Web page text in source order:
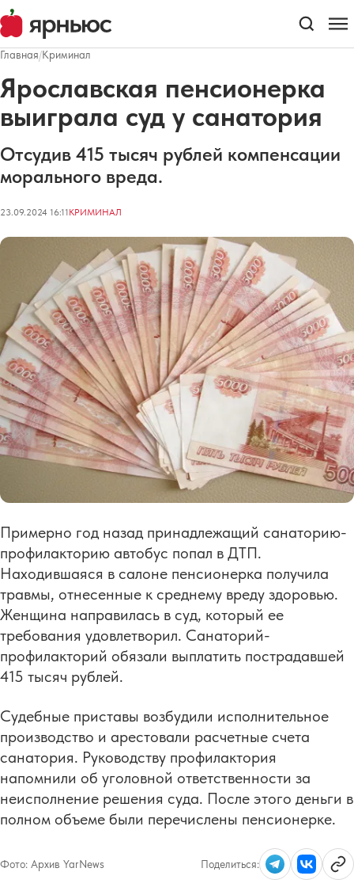
Главная/Криминал
Ярославская пенсионерка
выиграла суд у санатория
Отсудив 415 тысяч рублей компенсации
морального вреда.
23.09.2024 16:11КРИМИНАЛ
Примерно год назад принадлежащий санаторию-
профилакторию автобус попал в ДТП.
Находившаяся в салоне пенсионерка получила
травмы, отнесенные к среднему вреду здоровью.
Женщина направилась в суд, который ее
требования удовлетворил. Санаторий-
профилакторий обязали выплатить пострадавшей
415 тысяч рублей.
Судебные приставы возбудили исполнительное
производство и арестовали расчетные счета
санатория. Руководству профилактория
напомнили об уголовной ответственности за
неисполнение решения суда. После этого деньги в
полном объеме были перечислены пенсионерке.
Фото: Архив YarNews Поделиться: